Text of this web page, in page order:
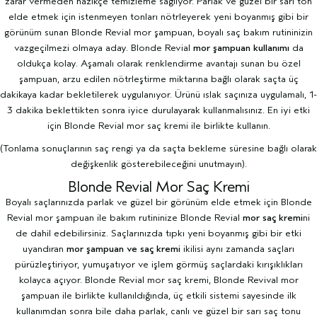
elde etmek için istenmeyen tonları nötrleyerek yeni boyanmış gibi bir
görünüm sunan Blonde Revial mor şampuan, boyalı saç bakım rutininizin
vazgeçilmezi olmaya aday. Blonde Revial mor şampuan kullanımıda
oldukça kolay. Aşamalı olarak renklendirme avantajı sunan bu özel
şampuan, arzu edilen nötrleştirme miktarına bağlı olarak saçta üç
dakikaya kadar bekletilerek uygulanıyor. Ürünü ıslak saçınıza uygulamalı, 1-
3 dakika beklettikten sonra iyice durulayarak kullanmalısınız. En iyi etki
için Blonde Revial mor saç kremi ile birlikte kullanın.
(Tonlama sonuçlarının saç rengi ya da saçta bekleme süresine bağlı olarak
değişkenlik gösterebileceğini unutmayın).
Blonde Revial Mor Saç Kremi
Boyalı saçlarınızda parlak ve güzel bir görünüm elde etmek için Blonde
Revial mor şampuan ile bakım rutininize Blonde Revial mor saç kremini
de dahil edebilirsiniz. Saçlarınızda tıpkı yeni boyanmış gibi bir etki
uyandıran mor şampuan ve saç kremi ikilisi aynı zamanda saçları
pürüzleştiriyor, yumuşatıyor ve işlem görmüş saçlardaki kırışıklıkları
kolayca açıyor. Blonde Revial mor saç kremi, Blonde Revival mor
şampuan ile birlikte kullanıldığında, üç etkili sistemi sayesinde ilk
kullanımdan sonra bile daha parlak, canlı ve güzel bir sarı saç tonu